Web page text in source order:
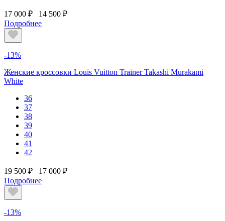
17 000 ₽
14 500 ₽
Подробнее
-13%
Женские кроссовки Louis Vuitton Trainer Takashi Murakami
White
36
37
38
39
40
41
42
19 500 ₽
17 000 ₽
Подробнее
-13%